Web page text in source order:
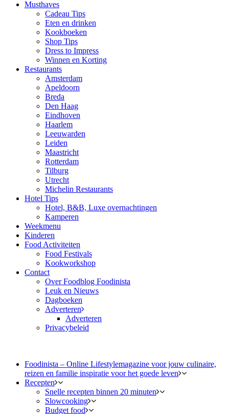
Musthaves
Cadeau Tips
Eten en drinken
Kookboeken
Shop Tips
Dress to Impress
Winnen en Korting
Restaurants
Amsterdam
Apeldoorn
Breda
Den Haag
Eindhoven
Haarlem
Leeuwarden
Leiden
Maastricht
Rotterdam
Tilburg
Utrecht
Michelin Restaurants
Hotel Tips
Hotel, B&B, Luxe overnachtingen
Kamperen
Weekmenu
Kinderen
Food Activiteiten
Food Festivals
Kookworkshop
Contact
Over Foodblog Foodinista
Leuk en Nieuws
Dagboeken
Adverteren
Adverteren
Privacybeleid
Foodinista – Online Lifestylemagazine voor jouw culinaire,
reizen en familie inspiratie voor het goede leven
Recepten
Snelle recepten binnen 20 minuten
Slowcooking
Budget food